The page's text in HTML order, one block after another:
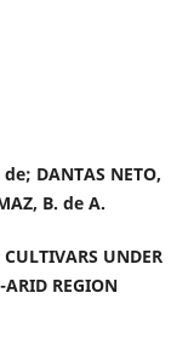
DANTAS NETO,
B. de A.
UNDER
ARID REGION